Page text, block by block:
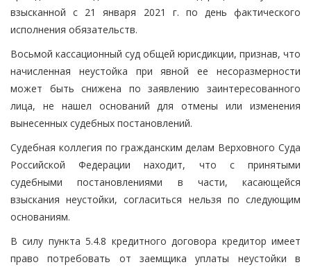
взысканной с 21 января 2021 г. по день фактического
исполнения обязательств.
Восьмой кассационный суд общей юрисдикции, признав, что
начисленная неустойка при явной ее несоразмерности
может быть снижена по заявлению заинтересованного
лица, не нашел оснований для отмены или изменения
вынесенных судебных постановлений.
Судебная коллегия по гражданским делам Верховного Суда
Российской Федерации находит, что с принятыми
судебными постановлениями в части, касающейся
взыскания неустойки, согласиться нельзя по следующим
основаниям.
В силу пункта 5.4.8 кредитного договора кредитор имеет
право потребовать от заемщика уплаты неустойки в